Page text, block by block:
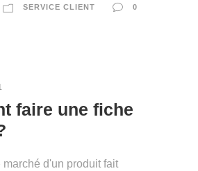
SERVICE CLIENT 0
faire une fiche
marché d'un produit fait